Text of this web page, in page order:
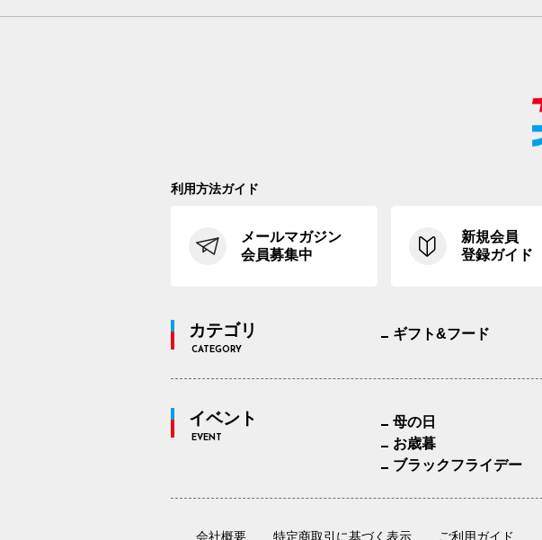
利用方法ガイド
メールマガジン
会員募集中
新規会員
登録ガイド
カテゴリ
CATEGORY
ギフト&フード
イベント
EVENT
母の日
お歳暮
ブラックフライデー
会社概要 特定商取引に基づく表示 ご利用ガイド